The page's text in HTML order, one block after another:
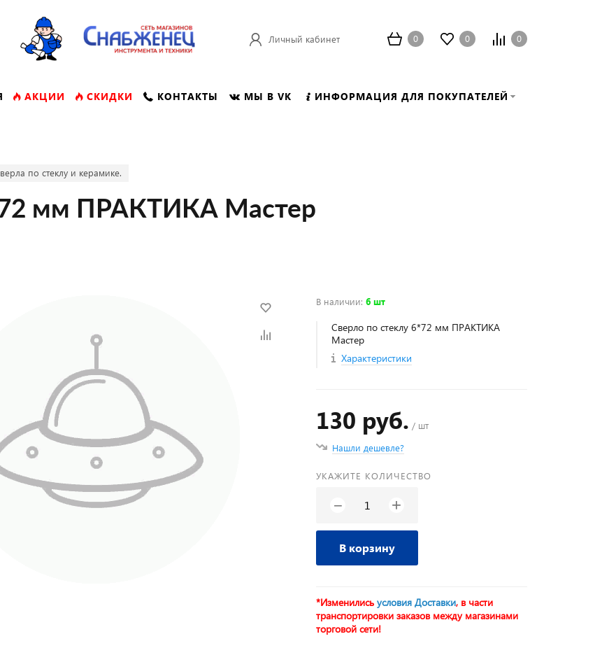
Личный кабинет 0 0 0
АКЦИИ СКИДКИ КОНТАКТЫ МЫ В VK ИНФОРМАЦИЯ ДЛЯ ПОКУПАТЕЛЕЙ
по стеклу и керамике.
мм ПРАКТИКА Мастер
В наличии:6 шт
Сверло по стеклу 6*72 мм ПРАКТИКА
Мастер
Характеристики
130 руб. / шт
Нашли дешевле?
УКАЖИТЕ КОЛИЧЕСТВО
− +
В корзину
*Изменилисьусловия Доставки, в части
транспортировки заказов между магазинами
торговой сети!